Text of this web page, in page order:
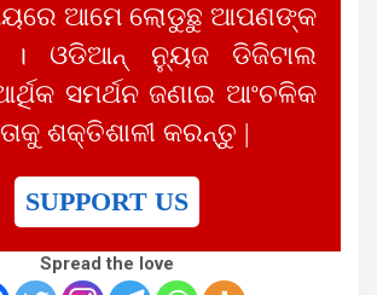
ଆମେ ଲୋଡୁଛୁ ଆପଣଙ୍କ
। ଓଡିଆନ୍ ନ୍ୟୁଜ ଡିଜିଟାଲ
ସମର୍ଥନ ଜଣାଇ ଆଂଚଳିକ
ଶକ୍ତିଶାଳୀ କରନ୍ତୁ |
SUPPORT US
Spread the love